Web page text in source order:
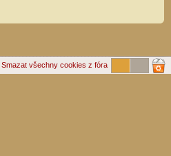
Smazat všechny cookies z fóra